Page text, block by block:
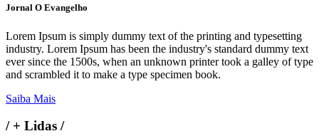
Jornal O Evangelho
Lorem Ipsum is simply dummy text of the printing and typesetting
industry. Lorem Ipsum has been the industry's standard dummy text
ever since the 1500s, when an unknown printer took a galley of type
and scrambled it to make a type specimen book.
Saiba Mais
/+ Lidas /